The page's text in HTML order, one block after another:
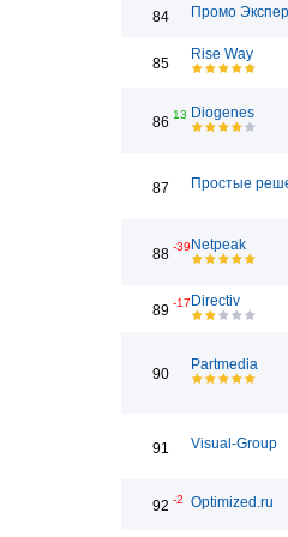
84 Промо
85
Rise Way
86 13 Diogenes
87 Простые
88 -39 Netpeak
89 -17 Directiv
90
Partmedia
91 Visual-Group
92 -2 Optimized.ru